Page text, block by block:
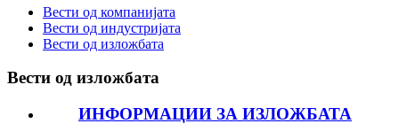
Вести од компанијата
Вести од индустријата
Вести од изложбата
Вести од изложбата
ИНФОРМАЦИИ ЗА ИЗЛОЖБАТА